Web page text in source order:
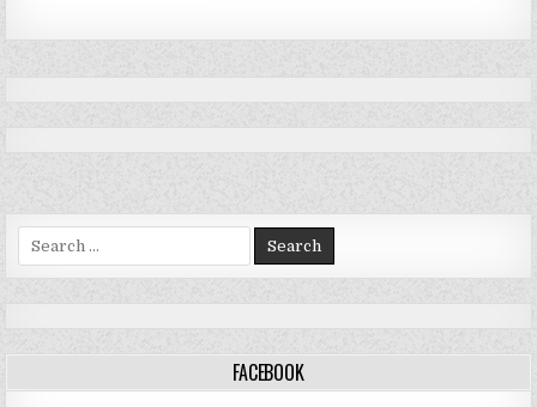
Search
for:
FACEBOOK